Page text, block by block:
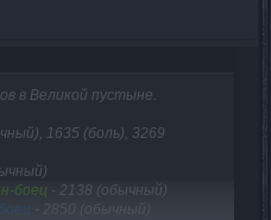
в Великой пустыне.
1635 (боль), 3269
боец - 2138 (обычный)
- 2850 (обычный)